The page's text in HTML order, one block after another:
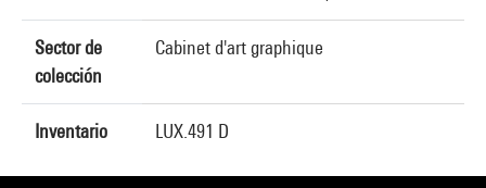
Sector de
colección
Cabinet d'art graphique
Inventario LUX.491 D